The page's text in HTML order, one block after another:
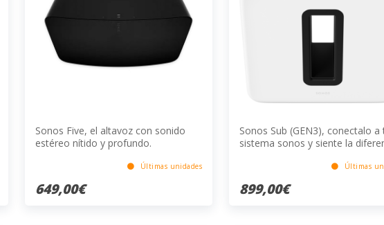
Sonos Five, el altavoz con sonido
estéreo nítido y profundo.
Últimas unidades
649,00€
Sonos Sub (GEN3), conectalo a
sistema sonos y siente la
Últimas
899,00€